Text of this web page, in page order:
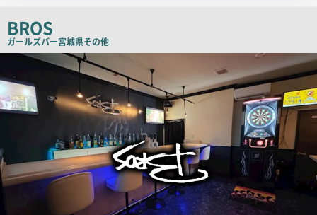
ピ
ー
BROS
ガールズバー宮城県その他
PR
画
像